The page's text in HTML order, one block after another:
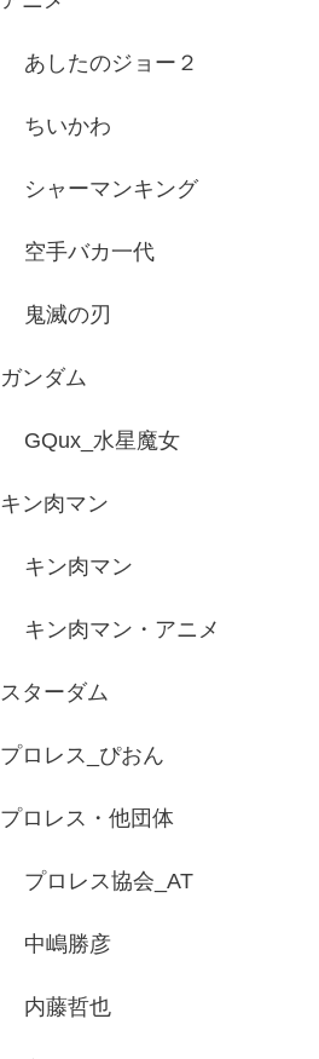
あしたのジョー２
ちいかわ
シャーマンキング
空手バカ一代
鬼滅の刃
ガンダム
GQux_水星魔女
キン肉マン
キン肉マン
キン肉マン・アニメ
スターダム
プロレス_ぴおん
プロレス・他団体
プロレス協会_AT
中嶋勝彦
内藤哲也